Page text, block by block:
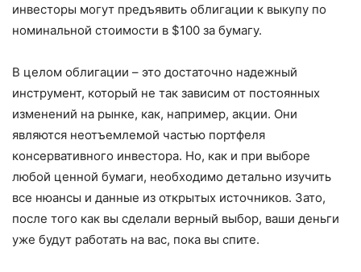
инвесторы могут предъявить облигации к выкупу по
номинальной стоимости в $100 за бумагу.
В целом облигации – это достаточно надежный
инструмент, который не так зависим от постоянных
изменений на рынке, как, например, акции. Они
являются неотъемлемой частью портфеля
консервативного инвестора. Но, как и при выборе
любой ценной бумаги, необходимо детально изучить
все нюансы и данные из открытых источников. Зато,
после того как вы сделали верный выбор, ваши деньги
уже будут работать на вас, пока вы спите.